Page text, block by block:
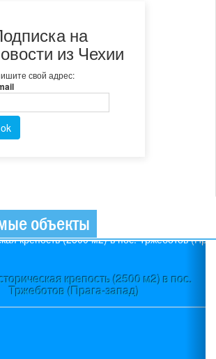
на
из Чехии
свой адрес:
объекты
крепость (2500 м2) в пос.
Тржеботов (Прага-запад)